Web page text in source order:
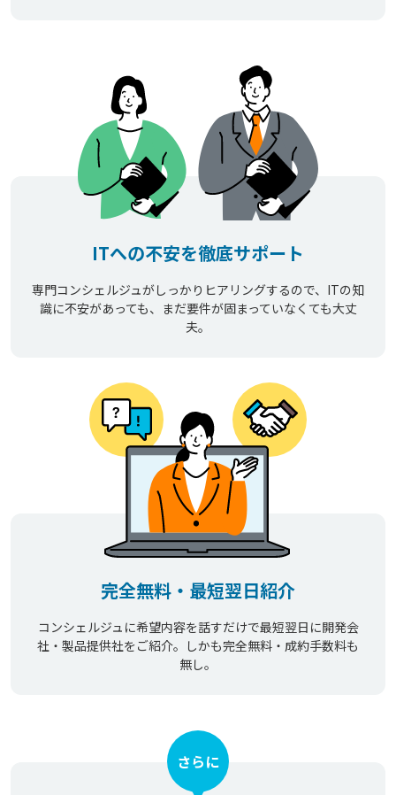
ITへの不安を徹底サポート
専門コンシェルジュがしっかりヒアリングするので、ITの知
識に不安があっても、まだ要件が固まっていなくても大丈
夫。
完全無料・最短翌日紹介
コンシェルジュに希望内容を話すだけで最短翌日に開発会
社・製品提供社をご紹介。しかも完全無料・成約手数料も
無し。
さらに